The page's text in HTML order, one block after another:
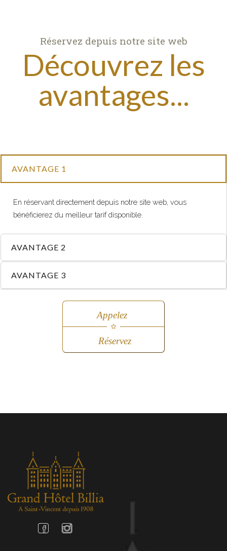
Réservez depuis notre site web
Découvrez les
avantages...
AVANTAGE 1
En réservant directement depuis notre site web, vous
bénéficierez du meilleur tarif disponible.
AVANTAGE 2
AVANTAGE 3
Appelez
Réservez